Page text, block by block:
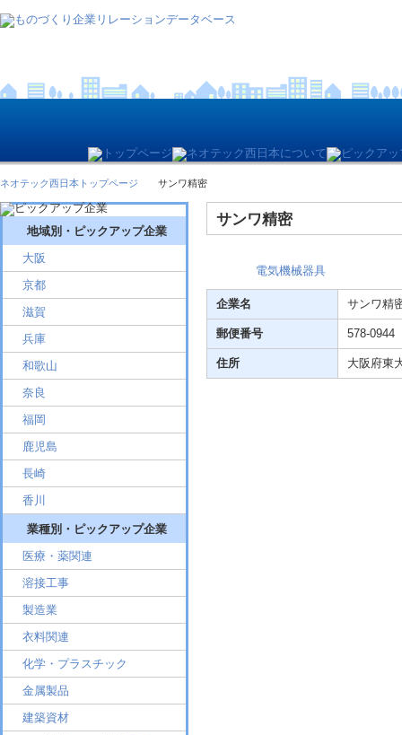
ネオテック西日本トップページ サンワ精密
地域別・ピックアップ企業
大阪
京都
滋賀
兵庫
和歌山
奈良
福岡
鹿児島
長崎
香川
業種別・ピックアップ企業
医療・薬関連
溶接工事
製造業
衣料関連
化学・プラスチック
金属製品
建築資材
サンワ精密
電気機械器具
企業名 サンワ精
郵便番号 578-0944
住所 大阪府東